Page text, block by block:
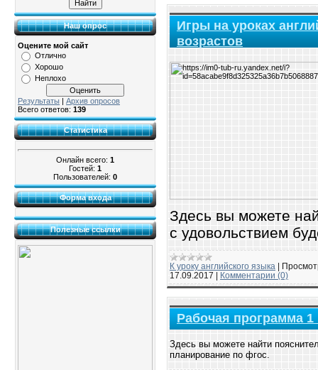
Наш опрос
Оцените мой сайт
Отлично
Хорошо
Неплохо
Результаты | Архив опросов
Всего ответов: 139
Статистика
Онлайн всего: 1
Гостей: 1
Пользователей: 0
Форма входа
Полезные ссылки
Игры на уроках
возрастов
Здесь вы можете
с удовольствием
К уроку английского языка
17.09.2017
Комментарии (0)
Рабочая программа
Здесь вы можете найти
планирование по фгос.